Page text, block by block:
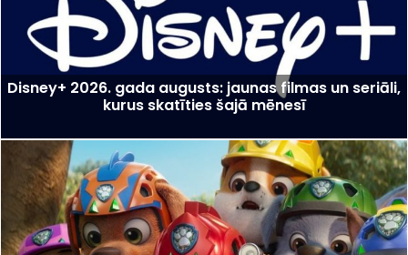
Disney+ 2026. gada augusts: jaunas filmas un seriāli,
kurus skatīties šajā mēnesī